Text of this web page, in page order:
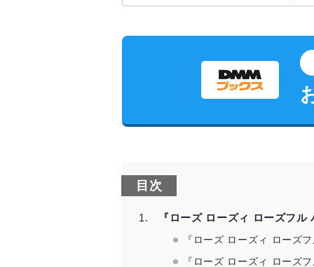
目次
『ローズ ローズィ ローズフ
『ローズ ローズィ ローズ
『ローズ ローズィ ローズ